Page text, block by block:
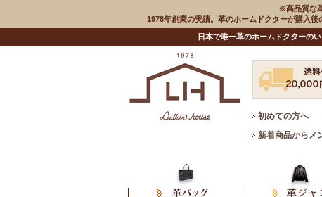
※高品質な
1978年創業の実績。革のホームドクターが購入
日本で唯一革のホームドクターの
初めての方へ
新着商品からメ